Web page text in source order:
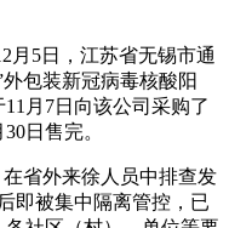
月5日，江苏省无锡市通
包装新冠病毒核酸阳
月7日向该公司采购了
日售完。
省外来徐人员中排查发
即被集中隔离管控，已